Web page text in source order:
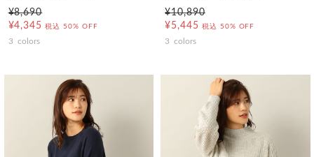
¥8,690
¥4,345 税込 50% OFF
3 colors
¥10,890
¥5,445 税込 50% OFF
3 colors